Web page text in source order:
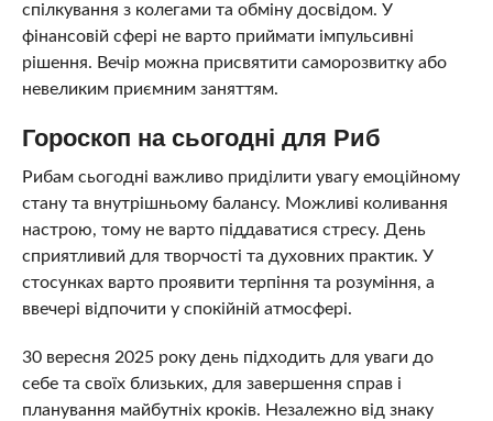
спілкування з колегами та обміну досвідом. У
фінансовій сфері не варто приймати імпульсивні
рішення. Вечір можна присвятити саморозвитку або
невеликим приємним заняттям.
Гороскоп на сьогодні для Риб
Рибам сьогодні важливо приділити увагу емоційному
стану та внутрішньому балансу. Можливі коливання
настрою, тому не варто піддаватися стресу. День
сприятливий для творчості та духовних практик. У
стосунках варто проявити терпіння та розуміння, а
ввечері відпочити у спокійній атмосфері.
30 вересня 2025 року день підходить для уваги до
себе та своїх близьких, для завершення справ і
планування майбутніх кроків. Незалежно від знаку